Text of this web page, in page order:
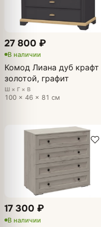
27 800 ₽
В наличии
Комод Лиана дуб крафт
золотой, графит
Ш × Г × В
100 × 46 × 81 см
17 300 ₽
В наличии